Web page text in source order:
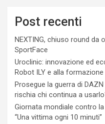
Post recenti
NEXTING, chiuso round da
SportFace
Uroclinic: innovazione ed
Robot ILY e alla
Prosegue la guerra di
rischia chi continua a
Giornata mondiale contro
“Una vittima ogni 10 minuti”